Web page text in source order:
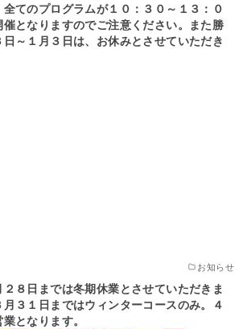
てのプログラムが１０：３０～１３：０
催となりますのでご注意ください。また勝
～１月３日は、お休みとさせていただき
お知らせ
８日までは冬期休業とさせていただきま
３１日まではウィンターコースのみ。４
となります。